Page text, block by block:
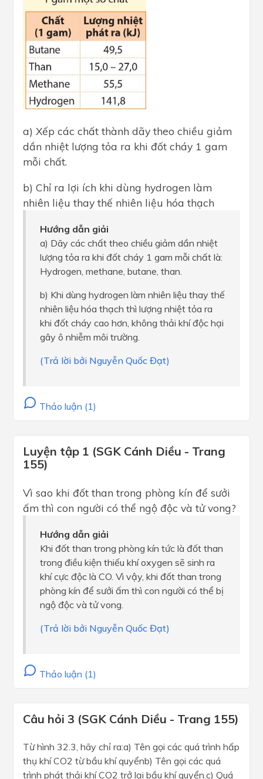
a) Xếp các chất thành dãy theo chiều giảm
dần nhiệt lượng tỏa ra khi đốt cháy 1 gam
mỗi chất.
b) Chỉ ra lợi ích khi dùng hydrogen làm
nhiên liệu thay thế nhiên liệu hóa thạch
Hướng dẫn giải
a) Dãy các chất theo chiều giảm dần nhiệt
lượng tỏa ra khi đốt cháy 1 gam mỗi chất là:
Hydrogen, methane, butane, than.
b) Khi dùng hydrogen làm nhiên liệu thay thế
nhiên liệu hóa thạch thì lượng nhiệt tỏa ra
khi đốt cháy cao hơn, không thải khí độc hại
gây ô nhiễm môi trường.
(Trả lời bởi Nguyễn Quốc Đạt)
Thảo luận (1)
Luyện tập 1 (SGK Cánh Diều - Trang
155)
Vì sao khi đốt than trong phòng kín để sưởi
ấm thì con người có thể ngộ độc và tử vong?
Hướng dẫn giải
Khi đốt than trong phòng kín tức là đốt than
trong điều kiện thiếu khí oxygen sẽ sinh ra
khí cực độc là CO. Vì vậy, khi đốt than trong
phòng kín để sưởi ấm thì con người có thể bị
ngộ độc và tử vong.
(Trả lời bởi Nguyễn Quốc Đạt)
Thảo luận (1)
Câu hỏi 3 (SGK Cánh Diều - Trang 155)
Từ hình 32.3, hãy chỉ ra:a) Tên gọi các quá trình hấp
thụ khí CO2 từ bầu khí quyểnb) Tên gọi các quá
trình phát thải khí CO2 trở lại bầu khí quyển.c) Quá